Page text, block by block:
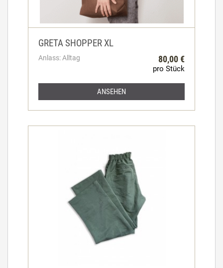
GRETA SHOPPER XL
Anlass: Alltag 80,00 €
pro Stück
ANSEHEN